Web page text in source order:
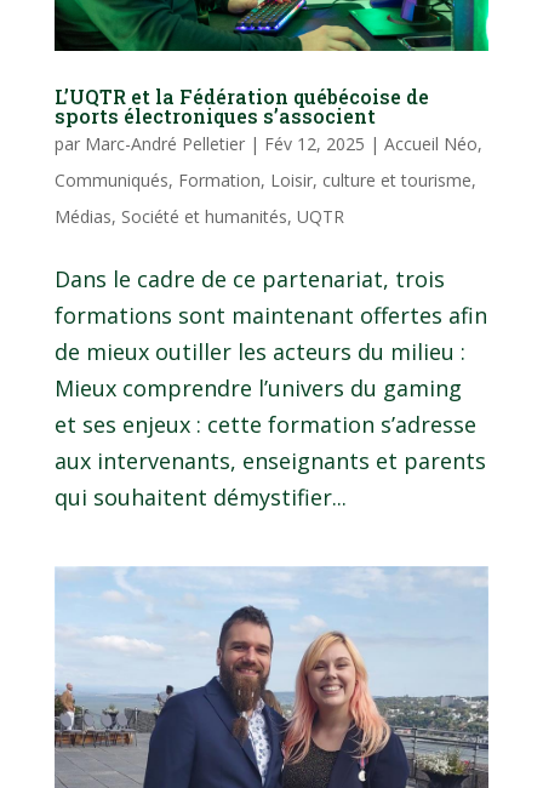
L’UQTR et la Fédération québécoise de
sports électroniques s’associent
par Marc-André Pelletier| Fév 12, 2025 | Accueil Néo,
Communiqués, Formation, Loisir, culture et tourisme,
Médias, Société et humanités, UQTR
Dans le cadre de ce partenariat, trois
formations sont maintenant offertes afin
de mieux outiller les acteurs du milieu :
Mieux comprendre l’univers du gaming
et ses enjeux : cette formation s’adresse
aux intervenants, enseignants et parents
qui souhaitent démystifier...